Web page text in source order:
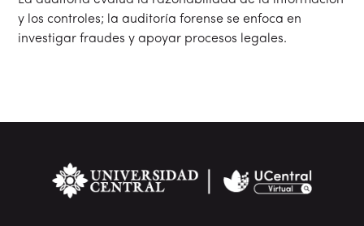
y los controles; la auditoría forense se enfoca en
investigar fraudes y apoyar procesos legales.